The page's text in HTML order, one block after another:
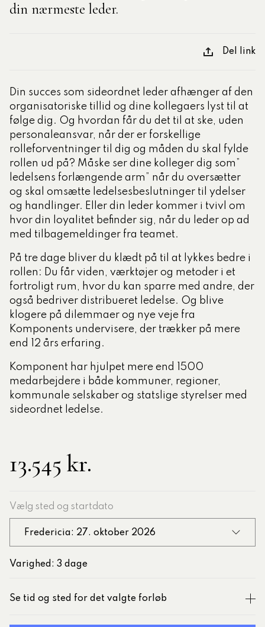
din nærmeste leder.
Del link
Din succes som sideordnet leder afhænger af den
organisatoriske tillid og dine kollegaers lyst til at
følge dig. Og hvordan får du det til at ske, uden
personaleansvar, når der er forskellige
rolleforventninger til dig og måden du skal fylde
rollen ud på? Måske ser dine kolleger dig som”
ledelsens forlængende arm” når du oversætter
og skal omsætte ledelsesbeslutninger til ydelser
og handlinger. Eller din leder kommer i tvivl om
hvor din loyalitet befinder sig, når du leder op ad
med tilbagemeldinger fra teamet.
På tre dage bliver du klædt på til at lykkes bedre i
rollen: Du får viden, værktøjer og metoder i et
fortroligt rum, hvor du kan sparre med andre, der
også bedriver distribueret ledelse. Og blive
klogere på dilemmaer og nye veje fra
Komponents undervisere, der trækker på mere
end 12 års erfaring.
Komponent har hjulpet mere end 1500
medarbejdere i både kommuner, regioner,
kommunale selskaber og statslige styrelser med
sideordnet ledelse.
13.545 kr.
Vælg sted og startdato
Fredericia: 27. oktober 2026
Varighed: 3 dage
Se tid og sted for det valgte forløb